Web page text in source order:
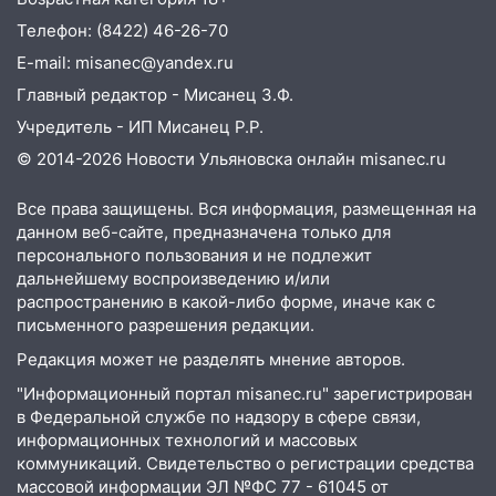
13:59 В Новом городе ураганным
ветром сорвало опалубку со
строящегося дома
13:54 В мэрии Ульяновска рассказали,
как устраняют последствия мощного
шторма
Ульяновск: дерево рухнуло на дом на
Орджоникидзе
13:47 На Нижней Террасе мощным
ветром вырвало дерево с корнем
СТО на проспекте Созидателей
13:35 Непогода продолжает бить по
транспорту: в Ульяновске трамвай
сошёл с рельсов
Телефон: (8422) 46-26-70
E-mail: misanec@yandex.ru
Главный редактор - Мисанец З.Ф.
Учредитель - ИП Мисанец Р.Р.
© 2014-2026 Новости Ульяновска онлайн misanec.ru
Все права защищены. Вся информация, размещенная на
данном веб-сайте, предназначена только для
персонального пользования и не подлежит
дальнейшему воспроизведению и/или
распространению в какой-либо форме, иначе как с
письменного разрешения редакции.
Редакция может не разделять мнение авторов.
"Информационный портал misanec.ru" зарегистрирован
в Федеральной службе по надзору в сфере связи,
информационных технологий и массовых
коммуникаций. Свидетельство о регистрации средства
массовой информации ЭЛ №ФС 77 - 61045 от